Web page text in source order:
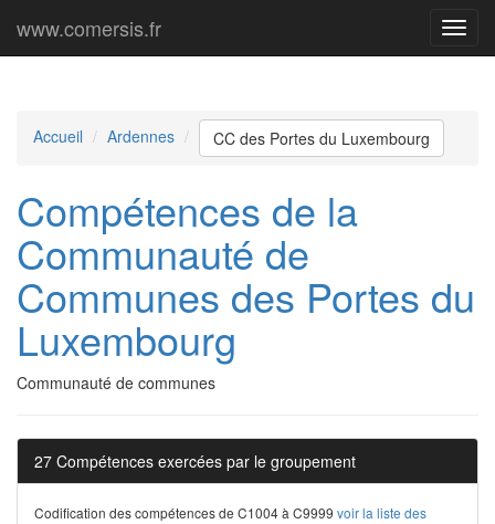
Menu
www.comersis.fr
Accueil Ardennes CC des Portes du Luxembourg
Compétences de la
Communauté de
Communes des Portes du
Luxembourg
Communauté de communes
27 Compétences exercées par le groupement
Codification des compétences de C1004 à C9999 voir la liste des